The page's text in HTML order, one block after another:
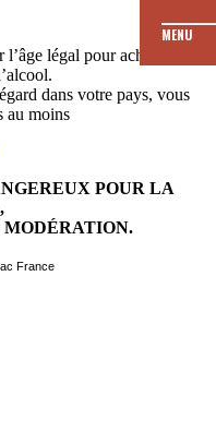
légal pour acheter et
dans votre pays, vous
au moins
POUR LA
MODÉRATION.
France
MENU